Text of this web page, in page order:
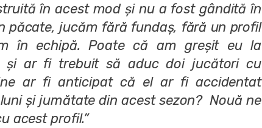
în acest mod și nu a fost gândită în
păcate, jucăm fără fundaș, fără un profil
în echipă. Poate că am greșit eu la
și ar fi trebuit să aduc doi jucători cu
ar fi anticipat că el ar fi accidentat
și jumătate din acest sezon? Nouă ne
acest profil.”